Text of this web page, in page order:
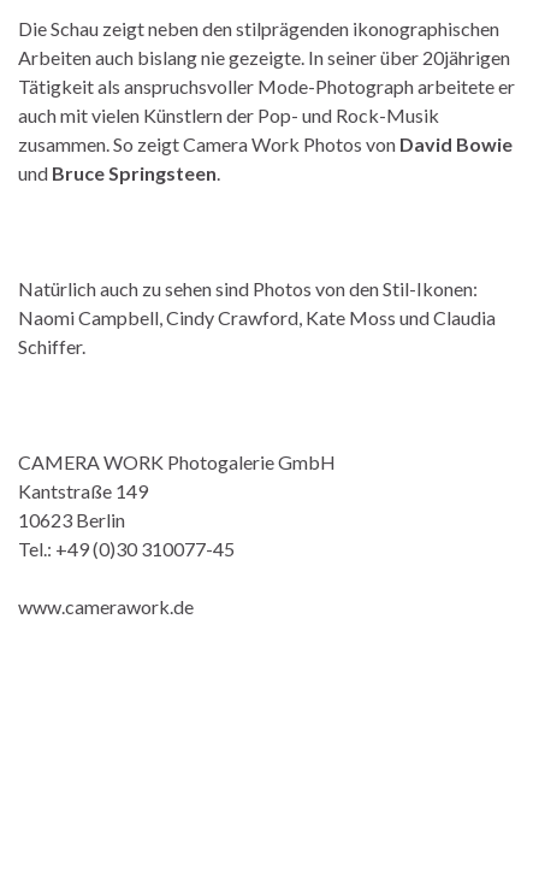
Die Schau zeigt neben den stilprägenden ikonographischen
Arbeiten auch bislang nie gezeigte. In seiner über 20jährigen
Tätigkeit als anspruchsvoller Mode-Photograph arbeitete er
auch mit vielen Künstlern der Pop- und Rock-Musik
zusammen. So zeigt Camera Work Photos von David Bowie
und Bruce Springsteen.
Natürlich auch zu sehen sind Photos von den Stil-Ikonen:
Naomi Campbell, Cindy Crawford, Kate Moss und Claudia
Schiffer.
CAMERA WORK Photogalerie GmbH
Kantstraße 149
10623 Berlin
Tel.: +49 (0)30 310077-45
www.camerawork.de